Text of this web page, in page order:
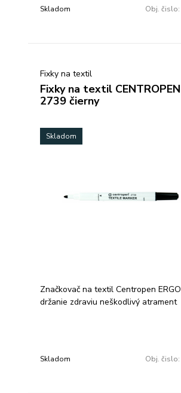
Skladom Obj. čislo:
Fixky na textil
Fixky na textil CENTROPEN
2739 čierny
Skladom
Značkovač na textil Centropen ERGO
držanie zdraviu neškodlivý atrament
Skladom Obj. čislo: